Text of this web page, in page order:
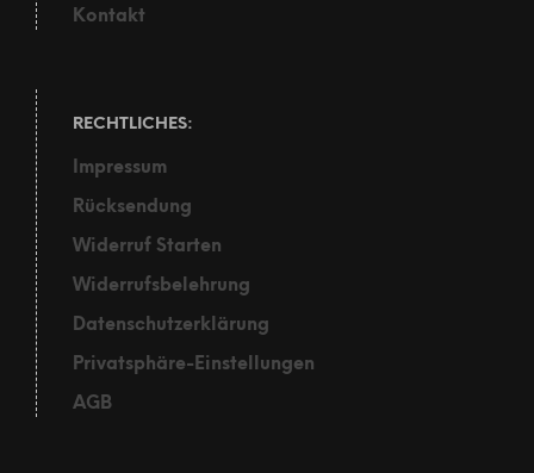
Kontakt
RECHTLICHES:
Impressum
Rücksendung
Widerruf Starten
Widerrufsbelehrung
Datenschutzerklärung
Privatsphäre-Einstellungen
AGB